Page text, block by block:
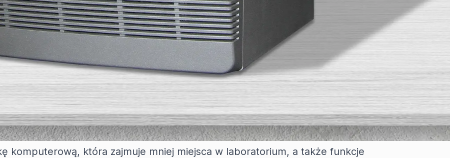
4.0, 4.21 i najnowsza 4.22.
Windows 7 i Windows 10.
będą dostępne TYLKO dla systemu Windows 10.
3.7, zaletą aktualizacji jest to, że otrzymują Państwo ulepszony silnik matematyczny,
opcje eksportu, ulepszenia kalibracji, ulepszenia instalacji, rozwiązywanie
kilka nowych celów testów.
Windows 7, możemy dokonać aktualizacji do systemu Windows 10.
komputerową, która zajmuje mniej miejsca w laboratorium, a także funkcje